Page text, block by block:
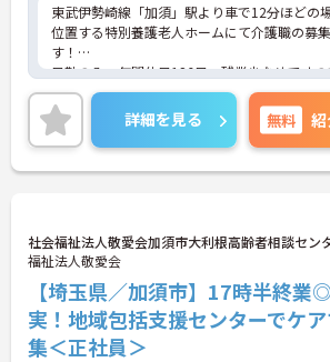
東武伊勢崎線「加須」駅より車で12分ほどの
位置する特別養護老人ホームにて介護職の募
す！
日勤のみ、年間休日126日、残業少なめです
ワークライフバランスを重視して働きたい方
りおすすめの求人になります★
埼玉県から、「多様な働き方実践企業」とし
定を受けた、働きやすい職場になります。住
の支給含め、各種手当も充実しておりますこ
ご興味ある方には、面接対策ポイントなど、
詳細をお話しいたしますのでお気軽にご相談く
い。
詳細を見る 無料 紹
社会福祉法人敬愛会加須市大利根高齢者相談セン
福祉法人敬愛会
【埼玉県／加須市】17時半終業
実！地域包括支援センターでケ
集＜正社員＞